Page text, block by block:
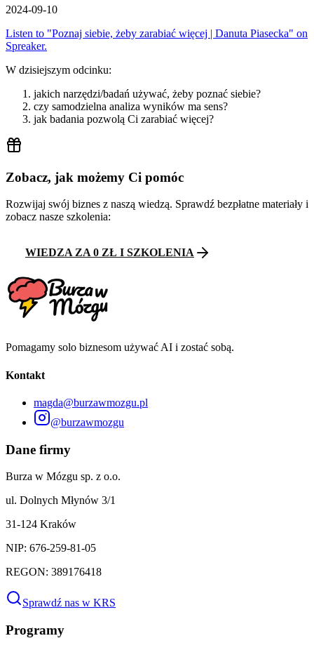
2024-09-10
Listen to "Poznaj siebie, żeby zarabiać więcej | Danuta Piasecka" on
Spreaker.
W dzisiejszym odcinku:
jakich narzędzi/badań używać, żeby poznać siebie?
czy samodzielna analiza wyników ma sens?
jak badania pozwolą Ci zarabiać więcej?
Zobacz, jak możemy Ci pomóc
Rozwijaj swój biznes z naszą wiedzą. Sprawdź bezpłatne materiały i
zobacz nasze szkolenia:
WIEDZA ZA 0 ZŁ I SZKOLENIA
Pomagamy solo biznesom używać AI i zostać sobą.
Kontakt
magda@burzawmozgu.pl
@burzawmozgu
Dane firmy
Burza w Mózgu sp. z o.o.
ul. Dolnych Młynów 3/1
31-124 Kraków
NIP: 676-259-81-05
REGON: 389176418
Sprawdź nas w KRS
Programy